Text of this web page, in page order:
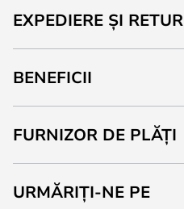
EXPEDIERE ȘI RETUR
BENEFICII
FURNIZOR DE PLĂȚI
URMĂRIȚI-NE PE